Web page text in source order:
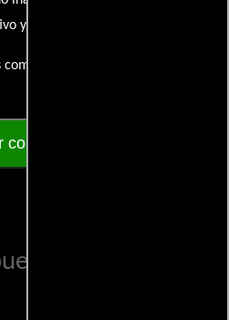
y enriquecedor para todos.
y conocer tus puntos
comentarios
interesar...